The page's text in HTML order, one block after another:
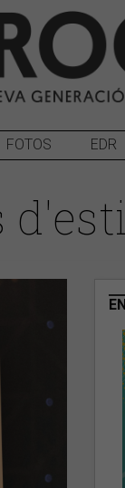
FOTOS EDR